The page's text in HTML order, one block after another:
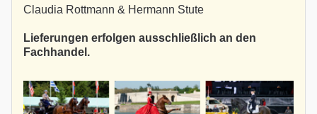
Claudia Rottmann & Hermann Stute
Lieferungen erfolgen ausschließlich an den
Fachhandel.